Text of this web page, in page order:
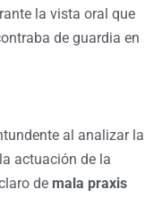
la vista oral que
de guardia en
al analizar la
actuación de la
de mala praxis